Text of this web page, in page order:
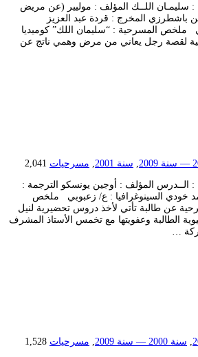
العرض : سليمـان اللــك المؤلف : موليير (عن مريض
باشطرزي المخرج : قردة عبد العزيز
ملخص المسرحية : “سليمان اللك” كوميديا
لقصة رجل يعاني من مرض وهمي ناتج عن
سنة 2001 مسرحيات 2,041
العرض : الــدرس المؤلف : أوجين يونسكو الترجمة :
خودي السينوغرافيا : ع/ زعبوبي ملخص
عن طالبة تأتي لأخذ دروس تحضيرية لنيل
الطالبة وعفويتها مع تخمس الأستاذ المشرف
…
, سنة 2000 — سنة 2009 , مسرحيات 1,528